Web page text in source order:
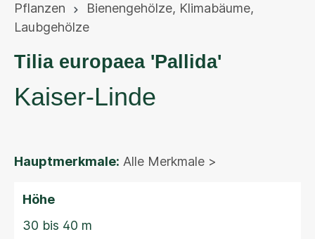
Pflanzen Bienengehölze, Klimabäume,
Laubgehölze
Tilia europaea 'Pallida'
Kaiser-Linde
Hauptmerkmale: Alle Merkmale >
Höhe
30 bis 40 m